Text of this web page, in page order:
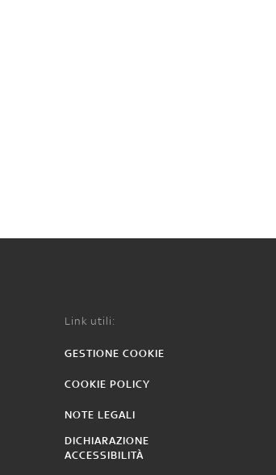
Link utili:
GESTIONE COOKIE
COOKIE POLICY
NOTE LEGALI
DICHIARAZIONE
ACCESSIBILITÀ